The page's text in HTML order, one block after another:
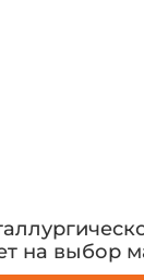
на выбор